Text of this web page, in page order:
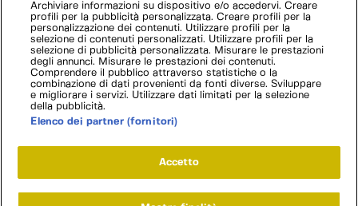
Archiviare informazioni su dispositivo e/o accedervi. Creare
profili per la pubblicità personalizzata. Creare profili per la
personalizzazione dei contenuti. Utilizzare profili per la
selezione di contenuti personalizzati. Utilizzare profili per la
selezione di pubblicità personalizzata. Misurare le prestazioni
degli annunci. Misurare le prestazioni dei contenuti.
Comprendere il pubblico attraverso statistiche o la
combinazione di dati provenienti da fonti diverse. Sviluppare
e migliorare i servizi. Utilizzare dati limitati per la selezione
della pubblicità.
Elenco dei partner (fornitori)
Accetto